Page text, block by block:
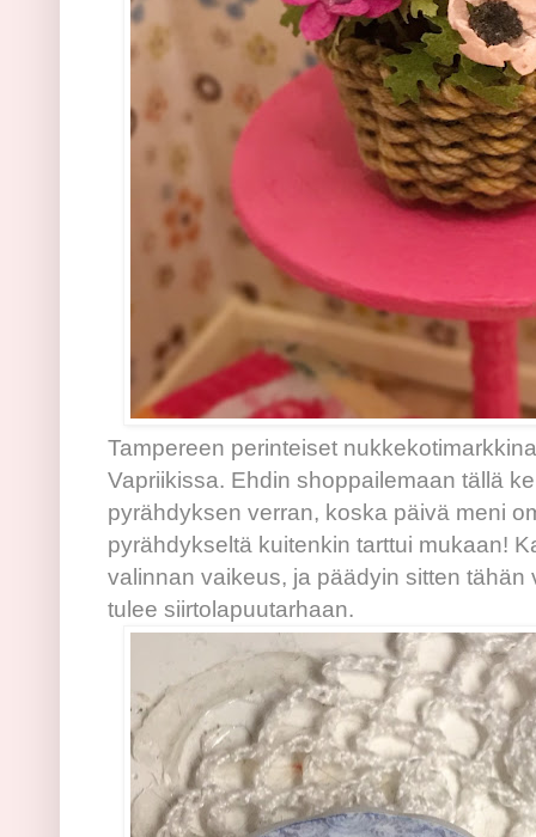
Tampereen perinteiset
Vapriikissa. Ehdin shoppailemaan tällä
pyrähdyksen verran, koska päivä meni
pyrähdykseltä kuitenkin tarttui mukaan!
valinnan vaikeus, ja päädyin sitten
tulee siirtolapuutarhaan.